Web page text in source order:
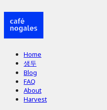
Home
생두
Blog
FAQ
About
Harvest